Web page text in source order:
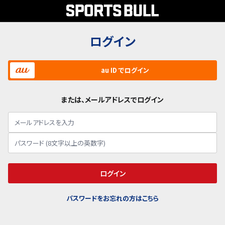
ログイン
au ID でログイン
または、メールアドレスでログイン
ログイン
パスワードをお忘れの方はこちら